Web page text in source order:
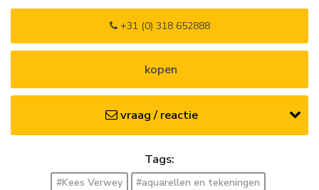
+31 (0) 318 652888
kopen
vraag / reactie
Tags:
#Kees Verwey
#aquarellen en tekeningen